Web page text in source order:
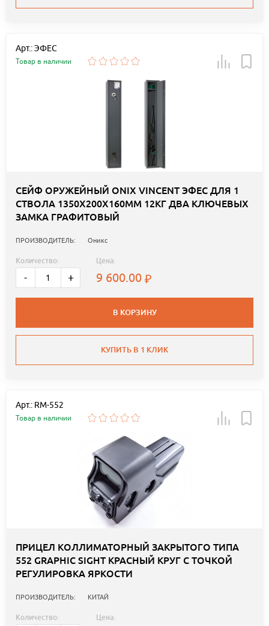
Арт.: ЭФЕС
Товар в наличии
СЕЙФ ОРУЖЕЙНЫЙ ONIX VINCENT ЭФЕС ДЛЯ 1
СТВОЛА 1350Х200Х160ММ 12КГ ДВА КЛЮЧЕВЫХ
ЗАМКА ГРАФИТОВЫЙ
ПРОИЗВОДИТЕЛЬ: Оникс
Количество:
- +
Цена:
9 600.00
В КОРЗИНУ
КУПИТЬ В 1 КЛИК
Арт.: RM-552
Товар в наличии
ПРИЦЕЛ КОЛЛИМАТОРНЫЙ ЗАКРЫТОГО ТИПА
552 GRAPHIC SIGHT КРАСНЫЙ КРУГ С ТОЧКОЙ
РЕГУЛИРОВКА ЯРКОСТИ
ПРОИЗВОДИТЕЛЬ: КИТАЙ
Количество: Цена: